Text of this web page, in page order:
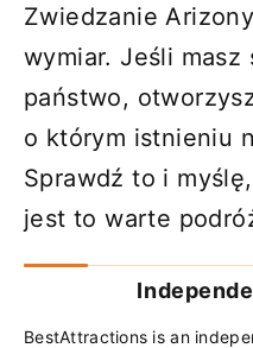
Zwiedzanie
wymiar. Jeśli
państwo,
o którym istnieniu
Sprawdź to i
jest to warte
BestAttractions is an